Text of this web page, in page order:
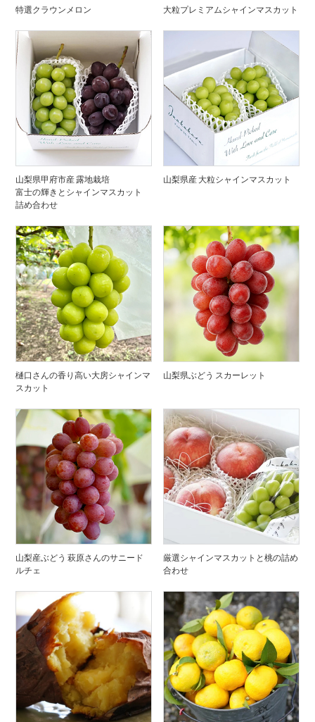
特選クラウンメロン 大粒プレミアムシャインマスカット
山梨県甲府市産 露地栽培
富士の輝きとシャインマスカット
詰め合わせ
山梨県産 大粒シャインマスカット
樋口さんの香り高い大房シャインマ
スカット
山梨県ぶどう スカーレット
山梨産ぶどう 萩原さんのサニード
ルチェ
厳選シャインマスカットと桃の詰め
合わせ